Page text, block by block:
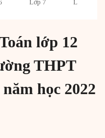
Lớp 7 Lớp 8
lớp 12
THPT
học 2022